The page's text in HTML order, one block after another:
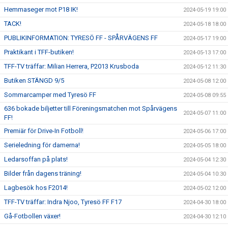
Hemmaseger mot P18 IK! 2024-05-19 19:00
TACK! 2024-05-18 18:00
PUBLIKINFORMATION: TYRESÖ FF - SPÅRVÄGENS FF 2024-05-17 19:00
Praktikant i TFF-butiken! 2024-05-13 17:00
TFF-TV träffar: Milian Herrera, P2013 Krusboda 2024-05-12 11:30
Butiken STÄNGD 9/5 2024-05-08 12:00
Sommarcamper med Tyresö FF 2024-05-08 09:55
636 bokade biljetter till Föreningsmatchen mot Spårvägens
FF!
2024-05-07 11:00
Premiär för Drive-In Fotboll! 2024-05-06 17:00
Serieledning för damerna! 2024-05-05 18:00
Ledarsoffan på plats! 2024-05-04 12:30
Bilder från dagens träning! 2024-05-04 10:30
Lagbesök hos F2014! 2024-05-02 12:00
TFF-TV träffar: Indra Njoo, Tyresö FF F17 2024-04-30 18:00
Gå-Fotbollen växer! 2024-04-30 12:10